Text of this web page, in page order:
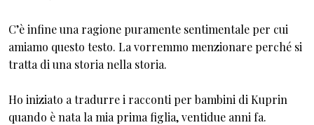
C’è infine una ragione puramente sentimentale per cui
amiamo questo testo. La vorremmo menzionare perché si
tratta di una storia nella storia.
Ho iniziato a tradurre i racconti per bambini di Kuprin
quando è nata la mia prima figlia, ventidue anni fa.